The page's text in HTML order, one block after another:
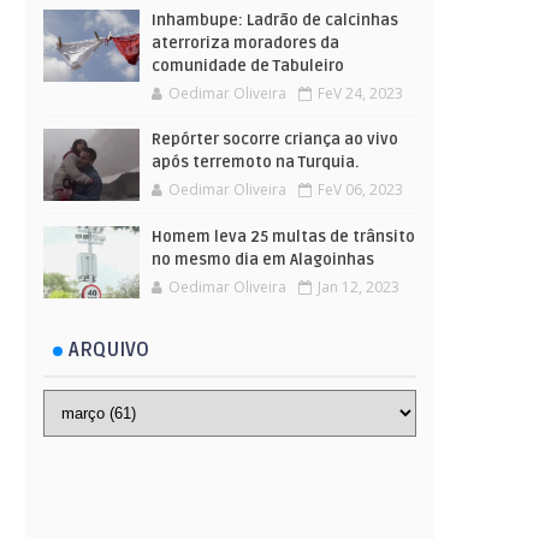
Inhambupe: Ladrão de calcinhas
aterroriza moradores da
comunidade de Tabuleiro
Oedimar Oliveira FeV 24, 2023
Repórter socorre criança ao vivo
após terremoto na Turquia.
Oedimar Oliveira FeV 06, 2023
Homem leva 25 multas de trânsito
no mesmo dia em Alagoinhas
Oedimar Oliveira Jan 12, 2023
ARQUIVO